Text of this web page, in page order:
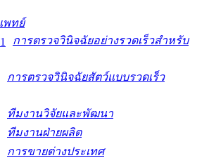
พทย์
การตรวจวินิจฉัยอย่างรวดเร็วสำหรับ
การตรวจวินิจฉัยสัตว์แบบรวดเร็ว
ทีมงานวิจัยและพัฒนา
ทีมงานฝ่ายผลิต
การขายต่างประเทศ